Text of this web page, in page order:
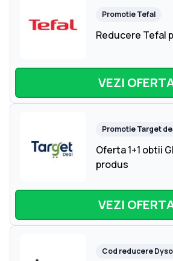
PromotieTefal
Reducere Tefal
VEZI
PromotieTarget
Oferta 1+1 obtii
produs
VEZI
Cod reducere